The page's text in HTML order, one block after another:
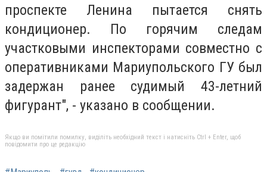
проспекте Ленина пытается снять
кондиционер. По горячим следам
участковыми инспекторами совместно с
оперативниками Мариупольского ГУ был
задержан ранее судимый 43-летний
фигурант", - указано в сообщении.
Якщо ви помітили помилку, виділіть необхідний текст і натисніть Ctrl + Enter, щоб
повідомити про це редакцію